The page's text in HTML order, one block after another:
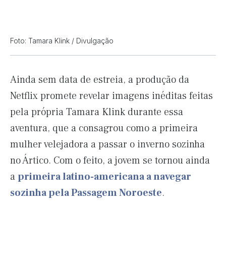
Foto: Tamara Klink / Divulgação
Ainda sem data de estreia, a produção da
Netflix promete revelar imagens inéditas feitas
pela própria Tamara Klink durante essa
aventura, que a consagrou como a primeira
mulher velejadora a passar o inverno sozinha
no Ártico. Com o feito, a jovem se tornou ainda
aprimeira latino-americana a navegar
sozinha pela Passagem Noroeste.